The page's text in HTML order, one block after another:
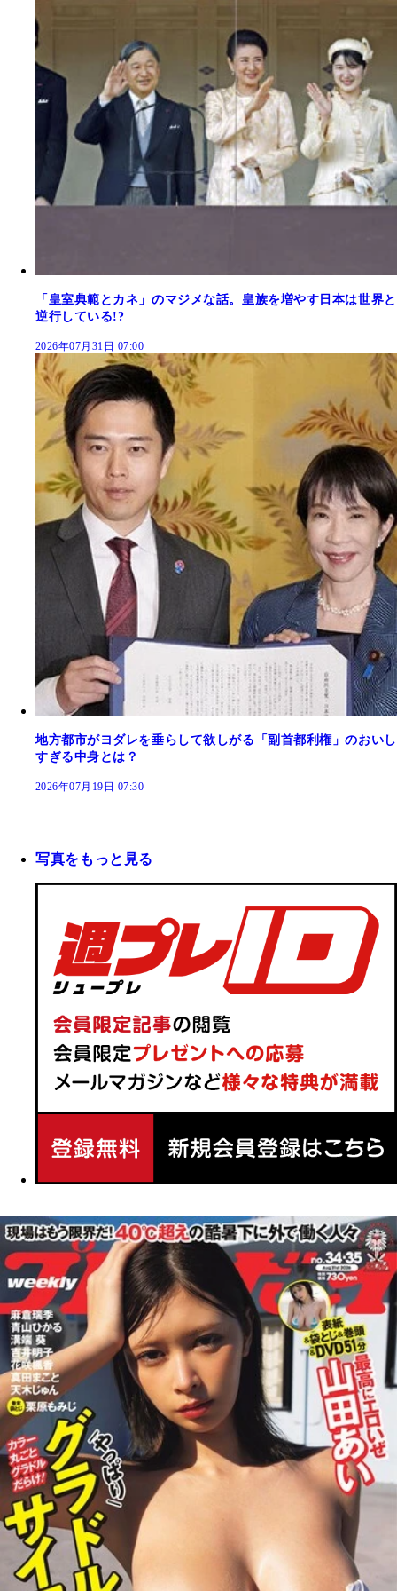
「皇室典範とカネ」のマジメな話。皇族を増やす日本は世界と
逆行している!?
2026年07月31日 07:00
地方都市がヨダレを垂らして欲しがる「副首都利権」のおいし
すぎる中身とは？
2026年07月19日 07:30
写真をもっと見る